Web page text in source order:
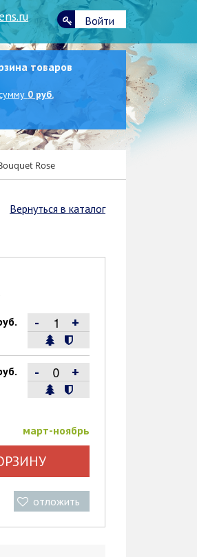
Войти
товаров
0 руб.
Rose
Вернуться в каталог
- +
- +
март-ноябрь
отложить